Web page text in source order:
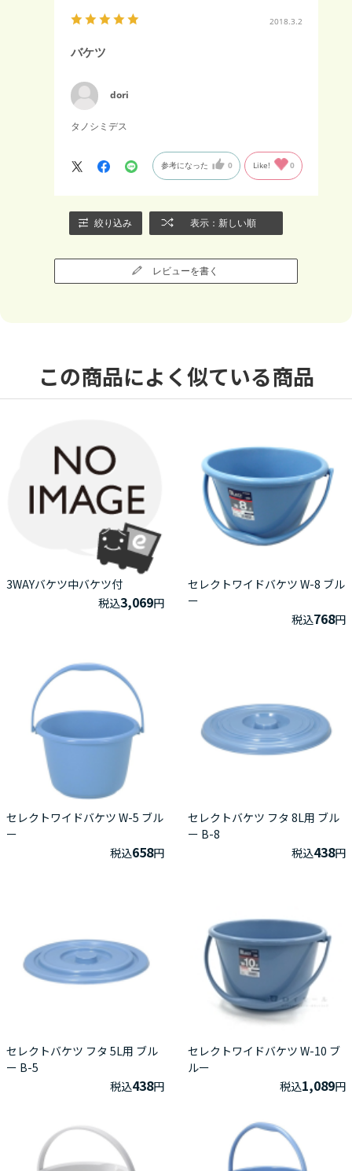
2018.3.2
バケツ
dori
タノシミデス
参考になった 0 Like! 0
絞り込み 表示：新しい順
レビューを書く
この商品によく似ている商品
3WAYバケツ中バケツ付
税込3,069円
セレクトワイドバケツ W-8 ブル
ー
税込768円
セレクトワイドバケツ W-5 ブル
ー
税込658円
セレクトバケツ フタ 8L用 ブル
ー B-8
税込438円
セレクトバケツ フタ 5L用 ブル
ー B-5
税込438円
セレクトワイドバケツ W-10 ブ
ルー
税込1,089円